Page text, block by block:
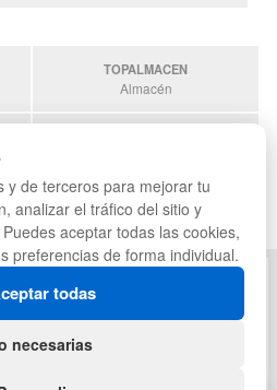
TOPALMACEN
Almacén
MAPA WEB
y de terceros para mejorar tu
analizar el tráfico del sitio y
aceptar todas las cookies,
preferencias de forma individual.
todas
necesarias